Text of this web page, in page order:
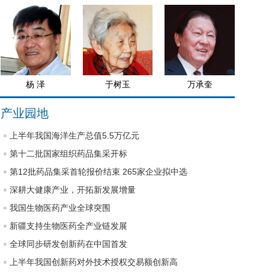
杨 泽 于树玉 万承奎
产业园地
上半年我国海洋生产总值5.5万亿元
第十二批国家组织药品集采开标
第12批药品集采首轮报价结束 265家企业拟中选
深耕大健康产业，开拓新发展增量
我国生物医药产业全球突围
新疆支持生物医药全产业链发展
全球同步研发创新药在中国首发
上半年我国创新药对外技术授权交易额创新高